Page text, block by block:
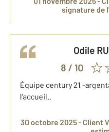
signature de
Odile
8 / 10
Équipe century 21 -
l'accueil..
30 octobre 2025 - Client